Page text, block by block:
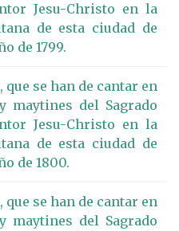
Jesu-Christo en la
de esta ciudad de
de 1799.
se han de cantar en
maytines del Sagrado
Jesu-Christo en la
de esta ciudad de
de 1800.
se han de cantar en
maytines del Sagrado